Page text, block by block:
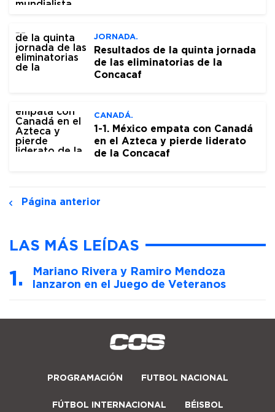
JORNADA.
Resultados de la quinta jornada
de las eliminatorias de la
Concacaf
CANADÁ.
1-1. México empata con Canadá
en el Azteca y pierde liderato
de la Concacaf
Página anterior
LAS MÁS LEÍDAS
Mariano Rivera y Ramiro Mendoza
lanzaron en el Juego de Veteranos
PROGRAMACIÓN FUTBOL NACIONAL
FÚTBOL INTERNACIONAL BÉISBOL